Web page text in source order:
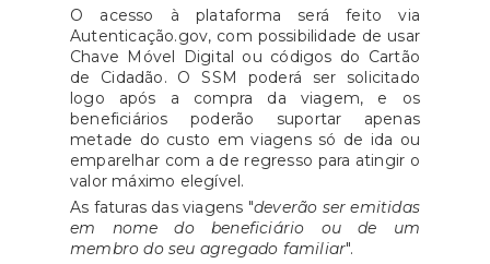
O acesso à plataforma será feito via
Autenticação.gov, com possibilidade de usar
Chave Móvel Digital ou códigos do Cartão
de Cidadão. O SSM poderá ser solicitado
logo após a compra da viagem, e os
beneficiários poderão suportar apenas
metade do custo em viagens só de ida ou
emparelhar com a de regresso para atingir o
valor máximo elegível.
As faturas das viagens "deverão ser emitidas
em nome do beneficiário ou de um
membro do seu agregado familiar".